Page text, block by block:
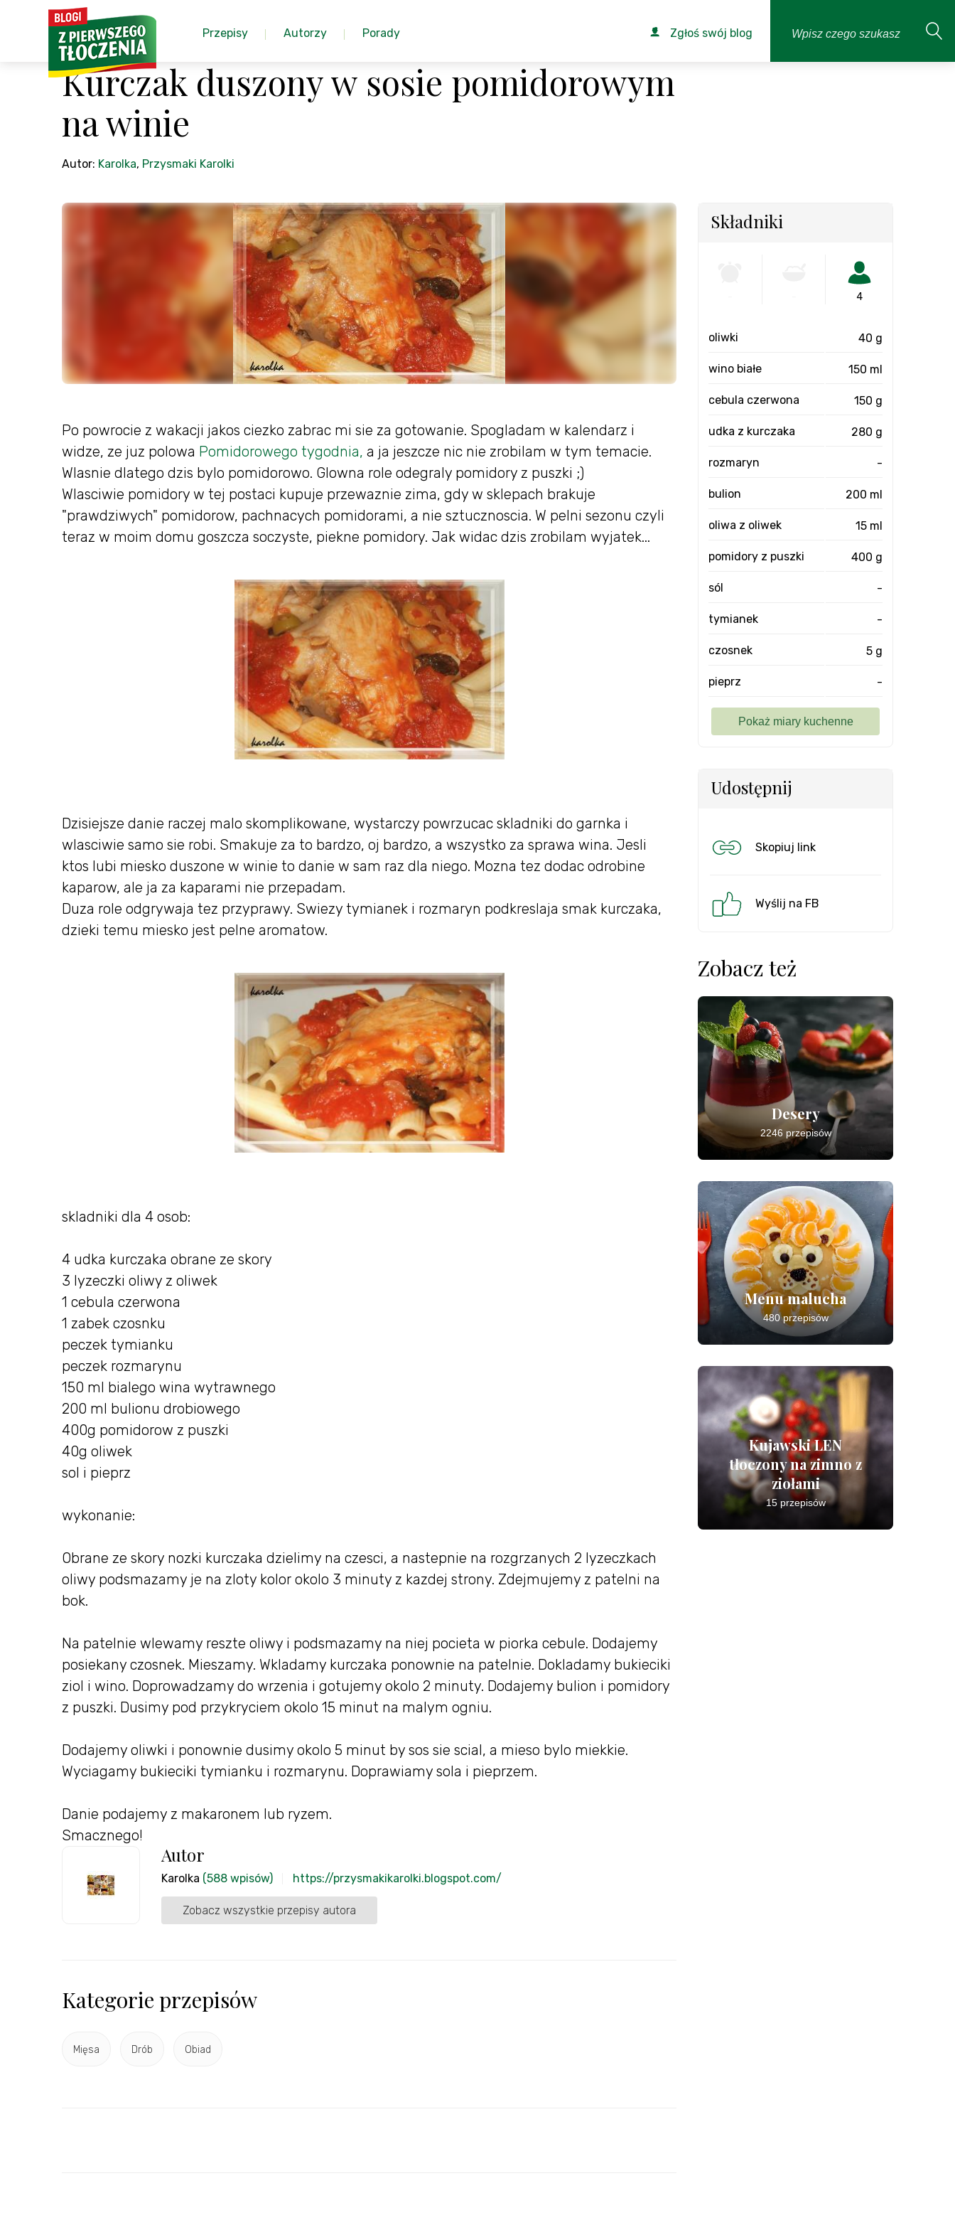
Przepisy Autorzy Porady Zgłoś swój blog
Kurczak duszony w sosie pomidorowym
na winie
Autor: Karolka, Przysmaki Karolki
Po powrocie z wakacji jakos ciezko zabrac mi sie za gotowanie. Spogladam w kalendarz i
widze, ze juz polowa Pomidorowego tygodnia, a ja jeszcze nic nie zrobilam w tym temacie.
Wlasnie dlatego dzis bylo pomidorowo. Glowna role odegraly pomidory z puszki ;)
Wlasciwie pomidory w tej postaci kupuje przewaznie zima, gdy w sklepach brakuje
"prawdziwych" pomidorow, pachnacych pomidorami, a nie sztucznoscia. W pelni sezonu czyli
teraz w moim domu goszcza soczyste, piekne pomidory. Jak widac dzis zrobilam wyjatek...
Dzisiejsze danie raczej malo skomplikowane, wystarczy powrzucac skladniki do garnka i
wlasciwie samo sie robi. Smakuje za to bardzo, oj bardzo, a wszystko za sprawa wina. Jesli
ktos lubi miesko duszone w winie to danie w sam raz dla niego. Mozna tez dodac odrobine
kaparow, ale ja za kaparami nie przepadam.
Duza role odgrywaja tez przyprawy. Swiezy tymianek i rozmaryn podkreslaja smak kurczaka,
dzieki temu miesko jest pelne aromatow.
skladniki dla 4 osob:
4 udka kurczaka obrane ze skory
3 lyzeczki oliwy z oliwek
1 cebula czerwona
1 zabek czosnku
peczek tymianku
peczek rozmarynu
150 ml bialego wina wytrawnego
200 ml bulionu drobiowego
400g pomidorow z puszki
40g oliwek
sol i pieprz
wykonanie:
Obrane ze skory nozki kurczaka dzielimy na czesci, a nastepnie na rozgrzanych 2 lyzeczkach
oliwy podsmazamy je na zloty kolor okolo 3 minuty z kazdej strony. Zdejmujemy z patelni na
bok.
Na patelnie wlewamy reszte oliwy i podsmazamy na niej pocieta w piorka cebule. Dodajemy
posiekany czosnek. Mieszamy. Wkladamy kurczaka ponownie na patelnie. Dokladamy bukieciki
ziol i wino. Doprowadzamy do wrzenia i gotujemy okolo 2 minuty. Dodajemy bulion i pomidory
z puszki. Dusimy pod przykryciem okolo 15 minut na malym ogniu.
Dodajemy oliwki i ponownie dusimy okolo 5 minut by sos sie scial, a mieso bylo miekkie.
Wyciagamy bukieciki tymianku i rozmarynu. Doprawiamy sola i pieprzem.
Danie podajemy z makaronem lub ryzem.
Smacznego!
Autor
Karolka (588 wpisów) https://przysmakikarolki.blogspot.com/
Zobacz wszystkie przepisy autora
Kategorie przepisów
Mięsa Drób Obiad
Składniki
4
oliwki 40 g
wino białe 150 ml
cebula czerwona 150 g
udka z kurczaka 280 g
rozmaryn -
bulion 200 ml
oliwa z oliwek 15 ml
pomidory z puszki 400 g
sól -
tymianek -
czosnek 5 g
pieprz -
Udostępnij
Skopiuj link
Wyślij na FB
Zobacz też
Desery
2246 przepisów
Menu malucha
480 przepisów
Kujawski LEN
tłoczony na zimno z
ziołami
15 przepisów